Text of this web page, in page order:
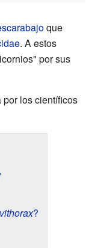
que
. A estos
por sus
por los científicos
?